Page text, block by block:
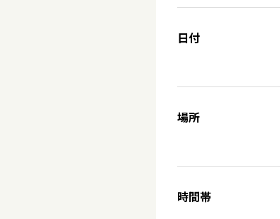
日付
場所
時間帯